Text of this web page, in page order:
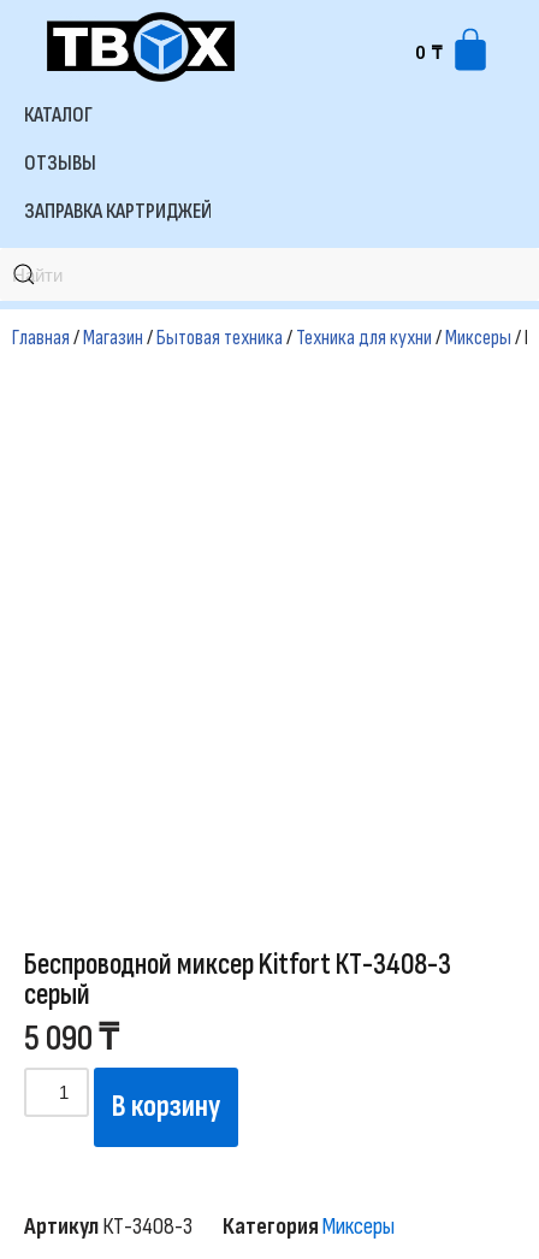
Перейти
содержимому
0 ₸
КАТАЛОГ
ОТЗЫВЫ
ЗАПРАВКА КАРТРИДЖЕЙ
Главная/Магазин/Бытовая техника/Техника для кухни/Миксеры/
Беспроводной миксер Kitfort КТ-3408-3
серый
5 090₸
В корзину
АртикулКТ-3408-3 КатегорияМиксеры